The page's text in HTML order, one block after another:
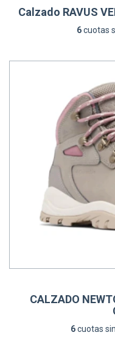
Calzado RAVUS
6cuotas
CALZADO
6cuotas